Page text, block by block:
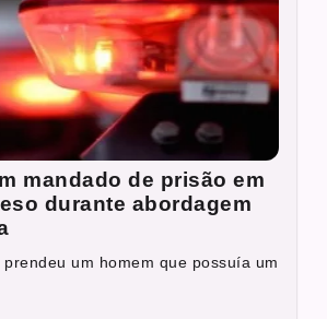
mandado de prisão em
durante abordagem
um homem que possuía um